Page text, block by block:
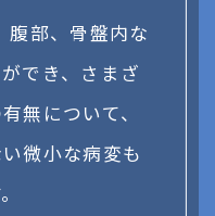
腹部、骨盤内な
でき、さまざ
無について、
微小な病変も